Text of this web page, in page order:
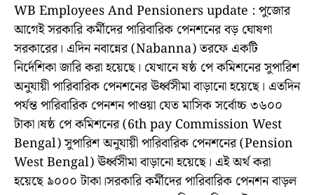
WB Employees And Pensioners update : পুজোর
আগেই সরকারি কর্মীদের পারিবারিক পেনশনের বড় ঘোষণা
সরকারের। এদিন নবান্নের (Nabanna) তরফে একটি
নির্দেশিকা জারি করা হয়েছে। যেখানে ষষ্ঠ পে কমিশনের সুপারিশ
অনুযায়ী পারিবারিক পেনশনের ঊর্ধ্বসীমা বাড়ানো হয়েছে। এতদিন
পর্যন্ত পারিবারিক পেনশন পাওয়া যেত মাসিক সর্বোচ্চ ৩৬০০
টাকা।ষষ্ঠ পে কমিশনের (6th pay Commission West
Bengal) সুপারিশ অনুযায়ী পারিবারিক পেনশনের (Pension
West Bengal) ঊর্ধ্বসীমা বাড়ানো হয়েছে। এই অর্থ করা
হয়েছে ৯০০০ টাকা।সরকারি কর্মীদের পারিবারিক পেনশন বাড়ল